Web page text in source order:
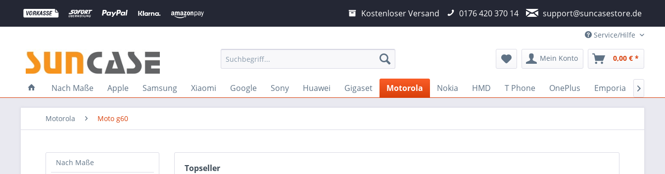
Kostenloser Versand 0176 420 370 14 support@suncasestore.de
Service/Hilfe
Mein Konto 0,00 € *
Nach Maße Apple Samsung Xiaomi Google Sony Huawei Gigaset Motorola Nokia HMD T Phone OnePlus Emporia 
Motorola Moto g60
Nach Maße
Topseller